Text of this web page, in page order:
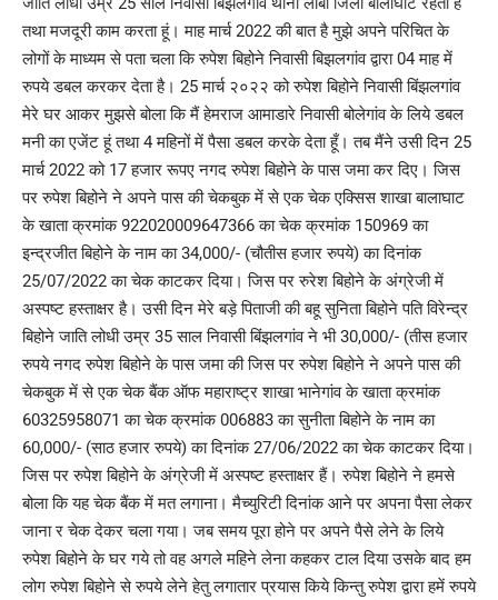
तथा मजदूरी काम करता हूं। माह मार्च 2022 की बात है मुझे अपने परिचित के
लोगों के माध्यम से पता चला कि रुपेश बिहोने निवासी बिझलगांव द्वारा 04 माह में
रुपये डबल करकर देता है। 25 मार्च २०२२ को रुपेश बिहोने निवासी बिंझलगांव
मेरे घर आकर मुझसे बोला कि मैं हेमराज आमाडारे निवासी बोलेगांव के लिये डबल
मनी का एजेंट हूं तथा 4 महिनों में पैसा डबल करके देता हूँ। तब मैंने उसी दिन 25
मार्च 2022 को 17 हजार रूपए नगद रुपेश बिहोने के पास जमा कर दिए। जिस
पर रुपेश बिहोने ने अपने पास की चेकबुक में से एक चेक एक्सिस शाखा बालाघाट
के खाता क्रमांक 922020009647366 का चेक क्रमांक 150969 का
इन्द्रजीत बिहोने के नाम का 34,000/- (चौतीस हजार रुपये) का दिनांक
25/07/2022 का चेक काटकर दिया। जिस पर रुरेश बिहोने के अंग्रेजी में
अस्पष्ट हस्ताक्षर है। उसी दिन मेरे बड़े पिताजी की बहू सुनिता बिहोने पति विरेन्द्र
बिहोने जाति लोधी उम्र 35 साल निवासी बिंझलगांव ने भी 30,000/- (तीस हजार
रुपये नगद रुपेश बिहोने के पास जमा की जिस पर रुपेश बिहोने ने अपने पास की
चेकबुक में से एक चेक बैंक ऑफ महाराष्ट्र शाखा भानेगांव के खाता क्रमांक
60325958071 का चेक क्रमांक 006883 का सुनीता बिहोने के नाम का
60,000/- (साठ हजार रुपये) का दिनांक 27/06/2022 का चेक काटकर दिया।
जिस पर रुपेश बिहोने के अंग्रेजी में अस्पष्ट हस्ताक्षर हैं। रुपेश बिहोने ने हमसे
बोला कि यह चेक बैंक में मत लगाना। मैच्युरिटी दिनांक आने पर अपना पैसा लेकर
जाना र चेक देकर चला गया। जब समय पूरा होने पर अपने पैसे लेने के लिये
रुपेश बिहोने के घर गये तो वह अगले महिने लेना कहकर टाल दिया उसके बाद हम
लोग रुपेश बिहोने से रुपये लेने हेतु लगातार प्रयास किये किन्तु रुपेश द्वारा हमें रुपये